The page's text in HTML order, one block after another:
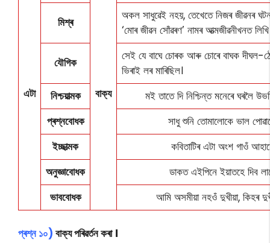
এটা বাক্য
মিশ্ৰ
অকল সাধুৱেই নহয়, তেখেতে নিজৰ জীৱনৰ
‘মোৰ জীৱন সোঁৱৰণ’ নামৰ আত্মজীৱনীখনত
যৌগিক
সেই যে বাঘে চোৰক আৰু চোৰে বাঘক দীঘল-
ভিৰাই লৰ মাৰিছিল।
নিশ্চয়াত্মক
মই তাতে দি নিশ্চিন্ত মনেৰে ঘৰলৈ
প্ৰশ্নবোধক
সাধু শুনি তোমালোকে ভাল
ইচ্ছাত্মক
কবিতাটিৰ এটা অংশ গাওঁ
অনুজ্ঞাবোধক
ডাকত এইপিনে ইয়াতহে দিব
ভাববোধক
আমি অসমীয়া নহওঁ দুখীয়া, কিহৰ
প্ৰশ্ন ১০) বাক্য পৰিৱৰ্তন কৰা ।